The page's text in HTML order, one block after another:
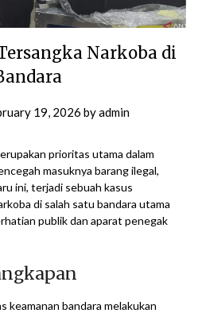
Narkoba di
19, 2026 byadmin
prioritas utama dalam
masuknya barang ilegal,
ini, terjadi sebuah kasus
di salah satu bandara utama
publik dan aparat penegak
keamanan bandara melakukan